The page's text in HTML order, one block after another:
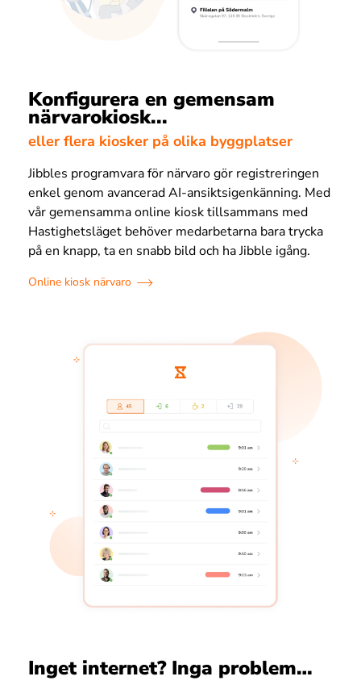
Konfigurera en gemensam
närvarokiosk...
eller flera kiosker på olika byggplatser
Jibbles programvara för närvaro gör registreringen
enkel genom avancerad AI-ansiktsigenkänning. Med
vår gemensamma online kiosk tillsammans med
Hastighetsläget behöver medarbetarna bara trycka
på en knapp, ta en snabb bild och ha Jibble igång.
Online kiosk närvaro
Inget internet? Inga problem…